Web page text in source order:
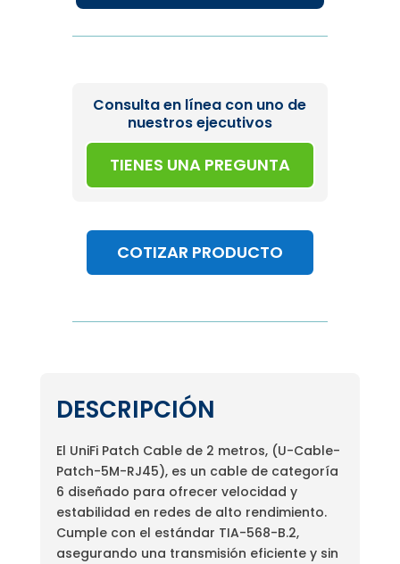
Consulta en línea con uno de
nuestros ejecutivos
TIENES UNA PREGUNTA
COTIZAR PRODUCTO
DESCRIPCIÓN
El UniFi Patch Cable de 2 metros, (U-Cable-
Patch-5M-RJ45), es un cable de categoría
6 diseñado para ofrecer velocidad y
estabilidad en redes de alto rendimiento.
Cumple con el estándar TIA-568-B.2,
asegurando una transmisión eficiente y sin